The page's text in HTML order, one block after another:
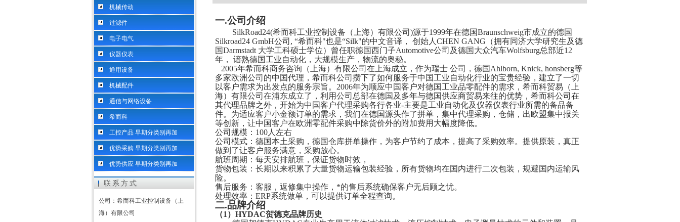
机械传动
过滤件
电子电气
仪器仪表
通用设备
机械配件
通信与网络设备
希而科
工控产品 早期分类别再加
优势采购 早期分类别再加
优势供应 早期分类别再加
联系方式
公司：希而科工业控制设备（上
海）有限公司
一.公司介绍
SilkRoad24(希而科工业控制设备（上海）有限公司)源于1999年在德国Braunschweig市成立的德国
Silkroad24 GmbH公司, “希而科"也是“Silk"的中文音译， 创始人CHEN GANG（拥有同济大学研究生及德
国Darmstadt 大学工科硕士学位）曾任职德国西门子Automotive公司及德国大众汽车Wolfsburg总部近12
年， 谙熟德国工业自动化，大规模生产，物流的奥秘。
2005年希而科商务咨询（上海）有限公司在上海成立，作为瑞士 公司，德国Ahlborn, Knick, honsberg等
多家欧洲公司的中国代理，希而科公司攒下了如何服务于中国工业自动化行业的宝贵经验，建立了一切
以客户需求为出发点的服务宗旨。2006年为顺应中国客户对德国工业品零配件的需求，希而科贸易（上
海）有限公司在浦东成立了，利用公司总部在德国及多年与德国供应商贸易来往的优势，希而科公司在
其代理品牌之外，开始为中国客户代理采购各行各业-主要是工业自动化及仪器仪表行业所需的备品备
件。为适应客户小金额订单的需求，我们在德国源头作了拼单，集中代理采购，仓储，出欧盟集中报关
等创新，让中国客户在欧洲零配件采购中除货价外的附加费用大幅度降低。
公司规模： 100人左右
公司模式：德国本土采购，德国仓库拼单操作，为客户节约了成本，提高了采购效率。提供原装，真正
做到了让客户服务满意，采购放心。
航班周期：每天安排航班，保证货物时效，
货物包装：长期以来积累了大量货物运输包装经验，所有货物均在国内进行二次包装，规避国内运输风
险。
售后服务：客服，返修集中操作，*的售后系统确保客户无后顾之忧。
处理效率： ERP系统做单，可以提供订单全程查询。
二.品牌介绍
（1） HYDAC贺德克品牌历史